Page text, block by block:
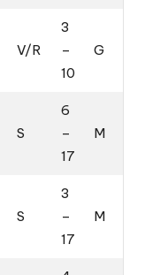
V/R
3
–
10
G
S
6
–
17
M
S
3
–
17
M